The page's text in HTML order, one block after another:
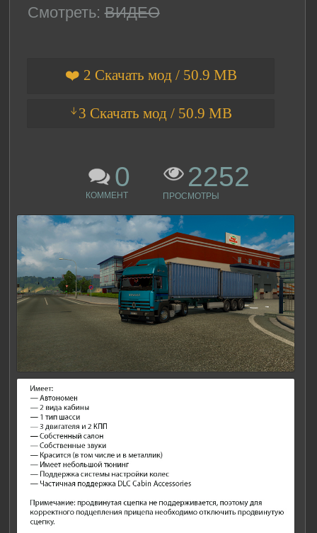
Смотреть: ВИДЕО
❤️ 2 Скачать мод / 50.9 MB
ᛎ3 Скачать мод / 50.9 MB
0
КОММЕНТ
2252
ПРОСМОТРЫ